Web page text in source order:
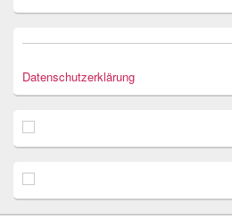
Datenschutzerklärung